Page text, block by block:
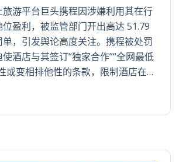
游平台巨头携程因涉嫌利用其在行
盈利，被监管部门开出高达 51.79
，引发舆论高度关注。携程被处罚
酒店与其签订“独家合作”“全网最低
或变相排他性的条款，限制酒店在…